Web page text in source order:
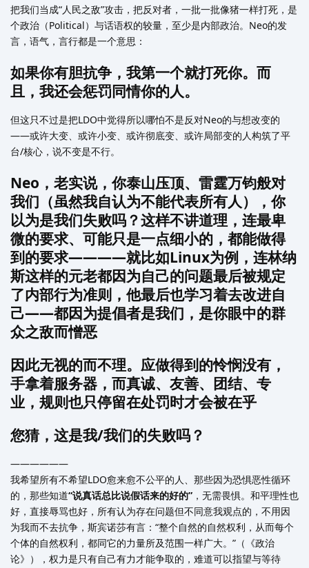
把我们当成“人民之敌”攻击，把反对者，一批一批像猪一样打死，是
个政治（Political）与话语权的较量，至少是内部政治。Neo的发
言，语气，言行都是一个意思：
如果你有胆抗争，我第一个就打死你。而
且，我还会惩罚同情你的人。
但这只不过是把LDO中觉得所以哪怕不是反对Neo的与想改变的
——或许大变、或许小变、或许彻底变、或许局部变的人构筑了平
台/核心，说不变是不行。
Neo，老实说，你泰山压顶、雷霆万钧般对
我们（虽然我自认为不能代表所有人），你
以为是我们失败吗？这样不讲道理，连最卑
微的要求、可能只是一点细小的，都能做得
到的要求————就比如Linux为例，连林纳
斯这样的元老都因为自己的问题最后被规定
了内部行为准则，他最后也学习着去改进自
己——都因为提倡者是我们，是你眼中的群
众之敌而憎恶
因此无视的而不理。应做得到的怜悯没有，
手拿着服务器，而真诚、友善、团结、专
业，规则也只停留在处罚时才会被在乎
您猜，这是我/我们的失败吗？
——————
我希望所有不希望LDO愈来愈不公平的人、那些因为恐惧恶性循环
的，那些知道“说真话总比说假话来的好的” ，无需畏惧。和平理性也
好，直接辱骂也好，所有认为存在问题但不同意我观点的，不用因
为我而不去抗争，斯宾诺莎有言：“整个自然的自然权利，从而每个
个体的自然权利，都同它的力量所及范围一样广大。”（《政治
论》），权力是只有自己有力才能争取的，难道可以指望与等待